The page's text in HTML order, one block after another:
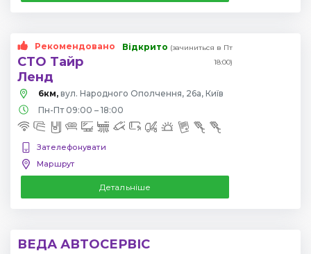
Рекомендовано
СТО Тайр
Ленд
Відкрито (зачиниться в Пт
18:00)
6км, вул. Народного Ополчення, 26а, Київ
Пн-Пт 09:00 – 18:00
Зателефонувати
Маршрут
Детальніше
ВЕДА АВТОСЕРВІС